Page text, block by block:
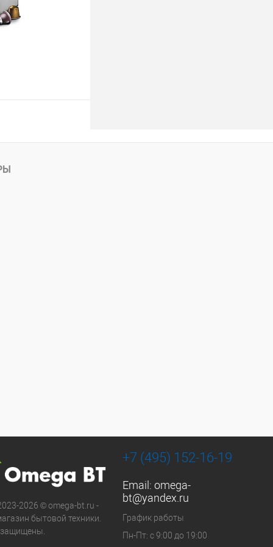
2026 © omega-bt.ru -
бытовой техники.
+7 (495) 152-16-19
Email: omega-
bt@yandex.ru
График работы
Пн-Пт: с 9:00 до 19:00